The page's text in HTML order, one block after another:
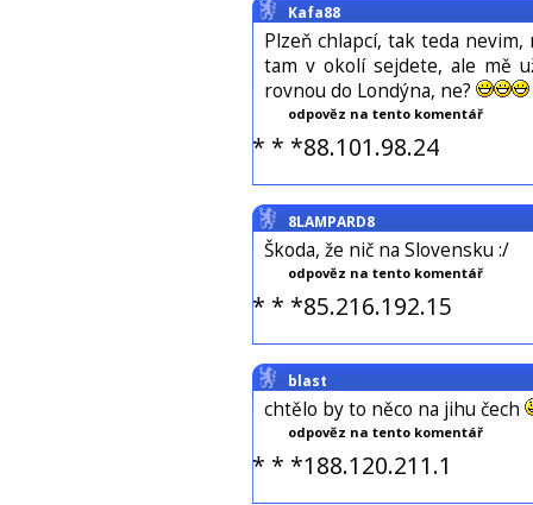
Kafa88
Plzeň chlapcí, tak teda
tam v okolí sejdete, ale mě
rovnou do Londýna, ne?
odpověz na tento komentář
* * *88.101.98.24
8LAMPARD8
Škoda, že nič na Slovensku :/
odpověz na tento komentář
* * *85.216.192.15
blast
chtělo by to něco na jihu čech
odpověz na tento komentář
* * *188.120.211.1